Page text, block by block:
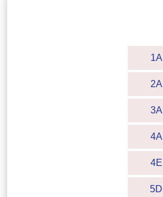
1A
2A
3A
4A
4E
5D